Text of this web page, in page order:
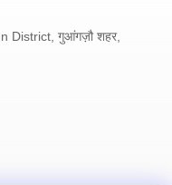
District, गुआंगज़ौ शहर,